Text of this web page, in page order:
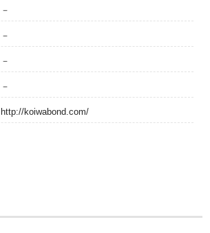
－
－
－
－
http://koiwabond.com/